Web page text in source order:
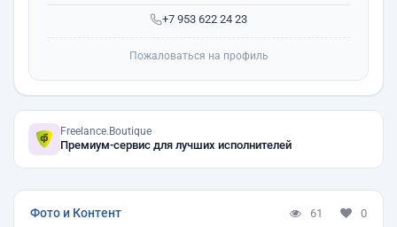
+7 953 622 24 23
Пожаловаться на профиль
Freelance.Boutique
Премиум-сервис для лучших исполнителей
Фото и Контент 61 0